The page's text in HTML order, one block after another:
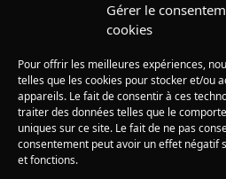
Gérer le
cookies
Pour offrir les meilleures expériences,
telles que les cookies pour stocker et/ou
appareils. Le fait de consentir à ces
traiter des données telles que le
uniques sur ce site. Le fait de ne pas
consentement peut avoir un effet négatif
et fonctions.
Robert, le
Élève